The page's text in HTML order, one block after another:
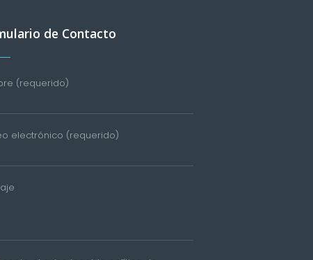
de Contacto
(requerido)
electrónico (requerido)